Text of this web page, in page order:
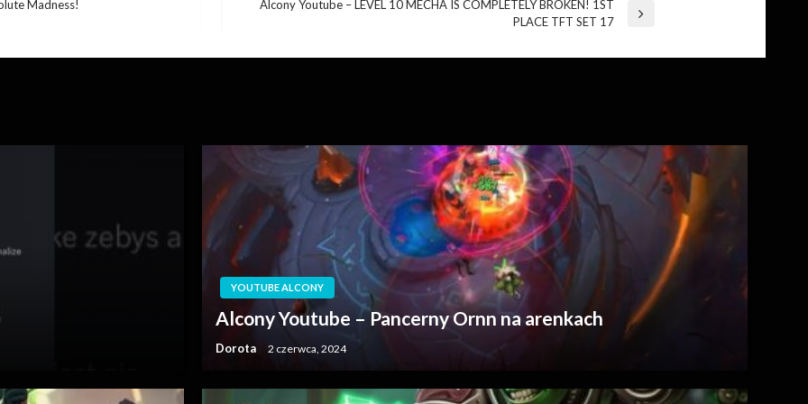
Madness!
Alcony Youtube – LEVEL 10 MECHA IS COMPLETELY BROKEN! 1ST
PLACE TFT SET 17
YOUTUBE ALCONY
Alcony Youtube – Pancerny Ornn na arenkach
Dorota 2 czerwca, 2024